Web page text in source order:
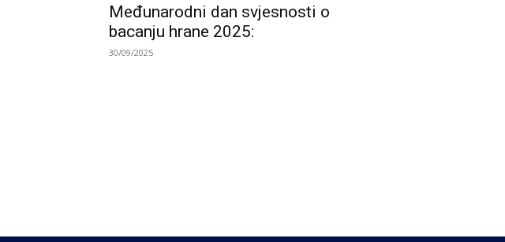
Međunarodni dan svjesnosti o
bacanju hrane 2025:
30/09/2025